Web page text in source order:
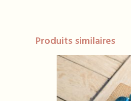
Produits similaires